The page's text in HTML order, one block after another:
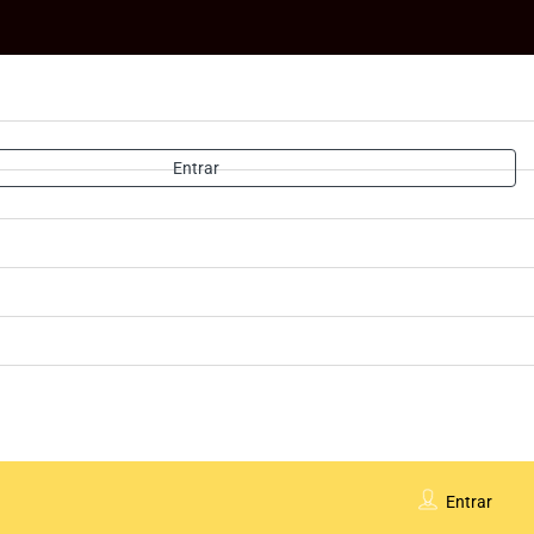
Entrar
Entrar